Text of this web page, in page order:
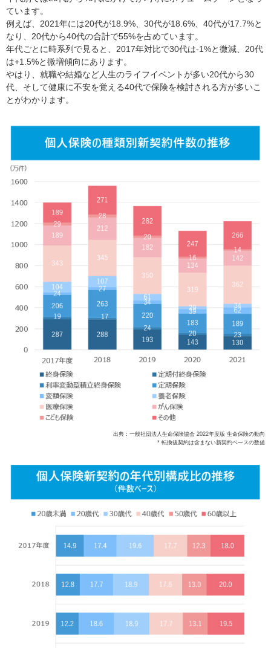
ています。
例えば、2021年には20代が18.9%、30代が18.6%、40代が17.7%と
なり、20代から40代の合計で55%を占めています。
年代ごとに時系列で見ると、2017年対比で30代は-1%と微減、20代
は+1.5%と微増傾向にあります。
やはり、就職や結婚など人生のライフイベントが多い20代から30
代、そして健康に不安を覚える40代で保険を検討される方が多いこ
とがわかります。
出典：一般社団法人生命保険協会 2022年度版 生命保険の動向
* 転換後契約は含まない新契約ベースの数値